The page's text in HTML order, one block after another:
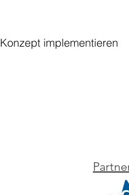
Konzept implementieren